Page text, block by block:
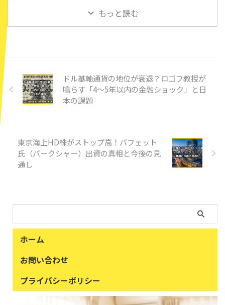
もっと読む
ドル基軸通貨の地位が衰退？ロゴフ教授が
鳴らす「4〜5年以内の金融ショック」と日
本の課題
東京海上HD株がストップ高！バフェット
氏（バークシャー）出資の真相と今後の見
通し
ホーム
お問い合わせ
プライバシーポリシー